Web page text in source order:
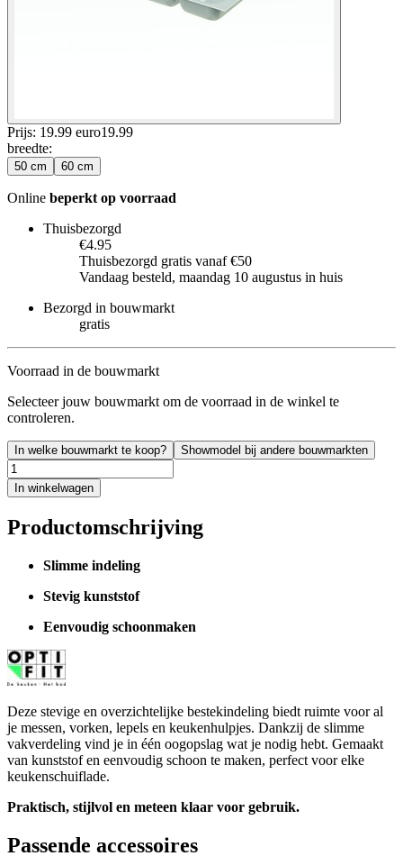
Prijs: 19.99 euro19.99
breedte:
50 cm 60 cm
Online beperkt op voorraad
Thuisbezorgd
€4.95
Thuisbezorgd gratis vanaf €50
Vandaag besteld, maandag 10 augustus in huis
Bezorgd in bouwmarkt
gratis
Voorraad in de bouwmarkt
Selecteer jouw bouwmarkt om de voorraad in de winkel te
controleren.
In welke bouwmarkt te koop? Showmodel bij andere bouwmarkten
In winkelwagen
Productomschrijving
Slimme indeling
Stevig kunststof
Eenvoudig schoonmaken
Deze stevige en overzichtelijke bestekindeling biedt ruimte voor al
je messen, vorken, lepels en keukenhulpjes. Dankzij de slimme
vakverdeling vind je in één oogopslag wat je nodig hebt. Gemaakt
van kunststof en eenvoudig schoon te maken, perfect voor elke
keukenschuiflade.
Praktisch, stijlvol en meteen klaar voor gebruik.
Passende accessoires